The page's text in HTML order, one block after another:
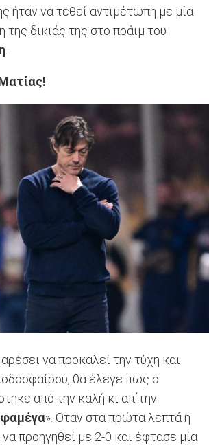
ήταν να τεθεί αντιμέτωπη με μία
δικιάς της στο πράιμ του
να προκαλεί την τύχη και
θα έλεγε πως ο
από την καλή κι απ΄την
». Όταν στα πρώτα λεπτά η
προηγηθεί με 2-0 και έφτασε μία